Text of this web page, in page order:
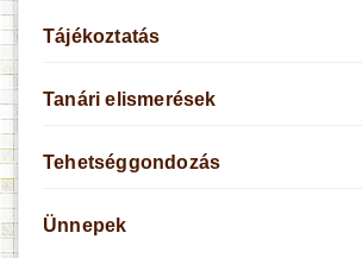
Tájékoztatás
Tanári elismerések
Tehetséggondozás
Ünnepek